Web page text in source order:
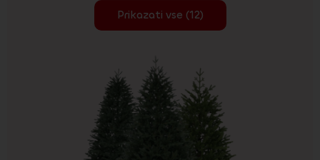
Prikazati vse (12)